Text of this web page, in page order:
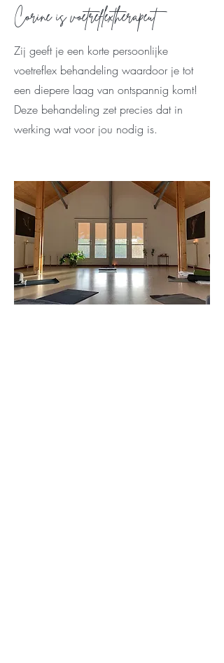
Corine is voetreflextherapeut
Zij geeft je een korte persoonlijke
voetreflex behandeling waardoor je tot
een diepere laag van ontspannig komt!
Deze behandeling zet precies dat in
werking wat voor jou nodig is.